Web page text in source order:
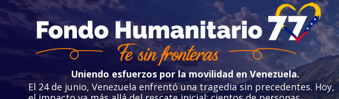
Uniendo esfuerzos por la movilidad en Venezuela.
El 24 de junio, Venezuela enfrentó una tragedia sin precedentes. Hoy,